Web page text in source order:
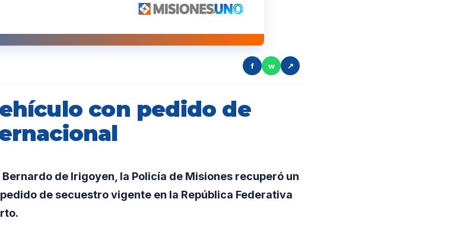
f w ↗
con pedido de
Bernardo de Irigoyen, la Policía de Misiones recuperó un
de secuestro vigente en la República Federativa